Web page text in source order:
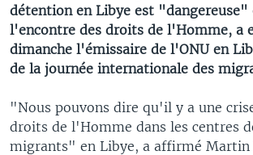
détention en Libye est "dangereuse"
l'encontre des droits de l'Homme, a
dimanche l'émissaire de l'ONU en
de la journée internationale des
"Nous pouvons dire qu'il y a une
droits de l'Homme dans les centres
migrants" en Libye, a affirmé Martin